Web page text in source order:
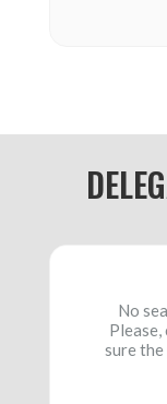
No
Please,
sure the